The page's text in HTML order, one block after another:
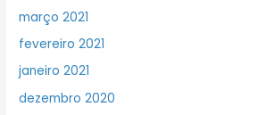
março 2021
fevereiro 2021
janeiro 2021
dezembro 2020